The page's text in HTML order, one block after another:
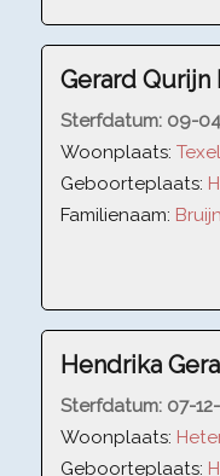
Gerard Qurijn
Sterfdatum: 09-
Woonplaats: Texel
Geboorteplaats:
Familienaam:
Hendrika
Sterfdatum: 07-
Woonplaats:
Geboorteplaats: